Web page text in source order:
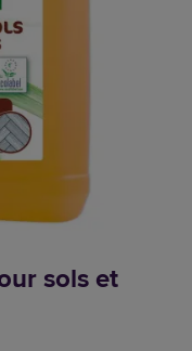
sols et